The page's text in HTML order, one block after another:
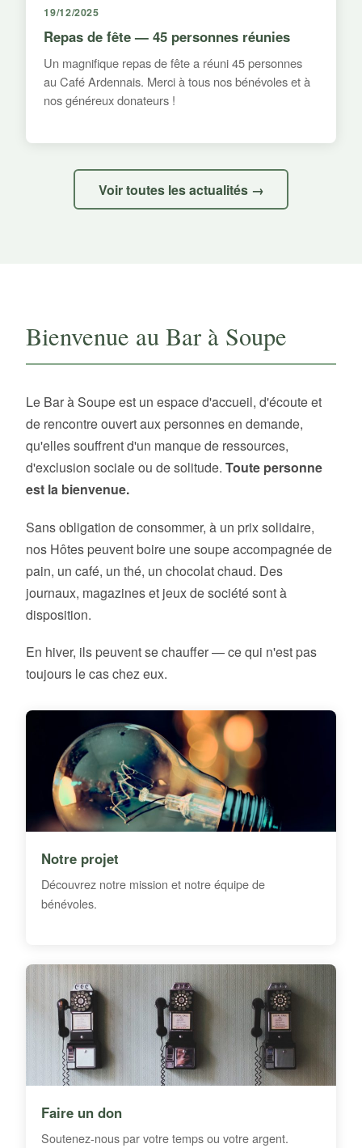
19/12/2025
Repas de fête — 45 personnes réunies
Un magnifique repas de fête a réuni 45 personnes
au Café Ardennais. Merci à tous nos bénévoles et à
nos généreux donateurs !
Voir toutes les actualités →
Bienvenue au Bar à Soupe
Le Bar à Soupe est un espace d'accueil, d'écoute et
de rencontre ouvert aux personnes en demande,
qu'elles souffrent d'un manque de ressources,
d'exclusion sociale ou de solitude. Toute personne
est la bienvenue.
Sans obligation de consommer, à un prix solidaire,
nos Hôtes peuvent boire une soupe accompagnée de
pain, un café, un thé, un chocolat chaud. Des
journaux, magazines et jeux de société sont à
disposition.
En hiver, ils peuvent se chauffer — ce qui n'est pas
toujours le cas chez eux.
Notre projet
Découvrez notre mission et notre équipe de
bénévoles.
Faire un don
Soutenez-nous par votre temps ou votre argent.